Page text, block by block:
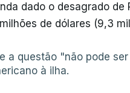
dado o desagrado
de dólares (9,3
a questão "não pode
à ilha.